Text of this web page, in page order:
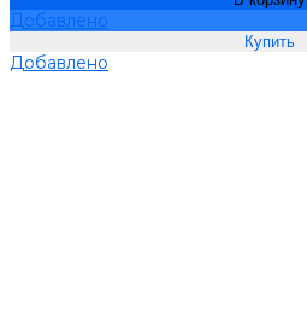
Добавлено
Добавлено